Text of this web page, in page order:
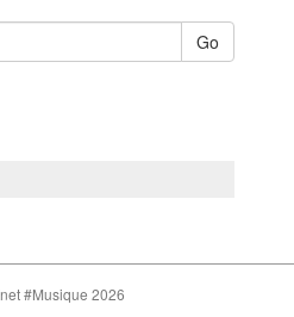
Go
#Musique 2026